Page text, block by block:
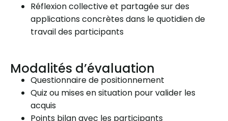
Réflexion collective et partagée sur des
applications concrètes dans le quotidien de
travail des participants
Modalités d’évaluation
Questionnaire de positionnement
Quiz ou mises en situation pour valider les
acquis
Points bilan avec les participants